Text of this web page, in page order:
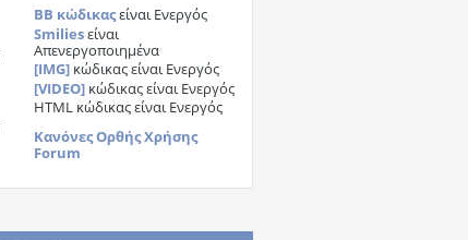
BB κώδικαςείναιΕνεργός
Smiliesείναι
Απενεργοποιημένα
[IMG] κώδικας είναιΕνεργός
[VIDEO] κώδικας είναι Ενεργός
HTML κώδικας είναιΕνεργός
Κανόνες Ορθής Χρήσης
Forum